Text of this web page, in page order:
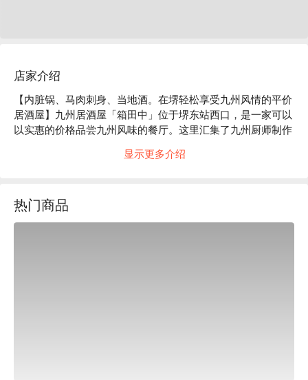
店家介绍
【内脏锅、马肉刺身、当地酒。在堺轻松享受九州风情的平价
居酒屋】九州居酒屋「箱田中」位于堺东站西口，是一家可以
以实惠的价格品尝九州风味的餐厅。这里汇集了九州厨师制作
摩扬等人气菜肴以及各地乡土料理等，提供丰富多彩的九州美
生聚会或派对，这里都堪称完美。店内设有榻榻米座位、餐桌
座位和吧台座位，非常适合单人用餐。温馨舒适的氛围，让您
显示更多介绍
热门商品